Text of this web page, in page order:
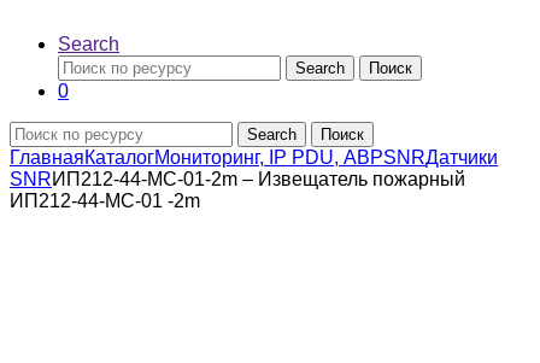
Search
Search Поиск
0
Search Поиск
ГлавнаяКаталогМониторинг, IP PDU, АВРSNRДатчики
SNRИП212-44-МС-01-2m – Извещатель пожарный
ИП212-44-МС-01 -2m